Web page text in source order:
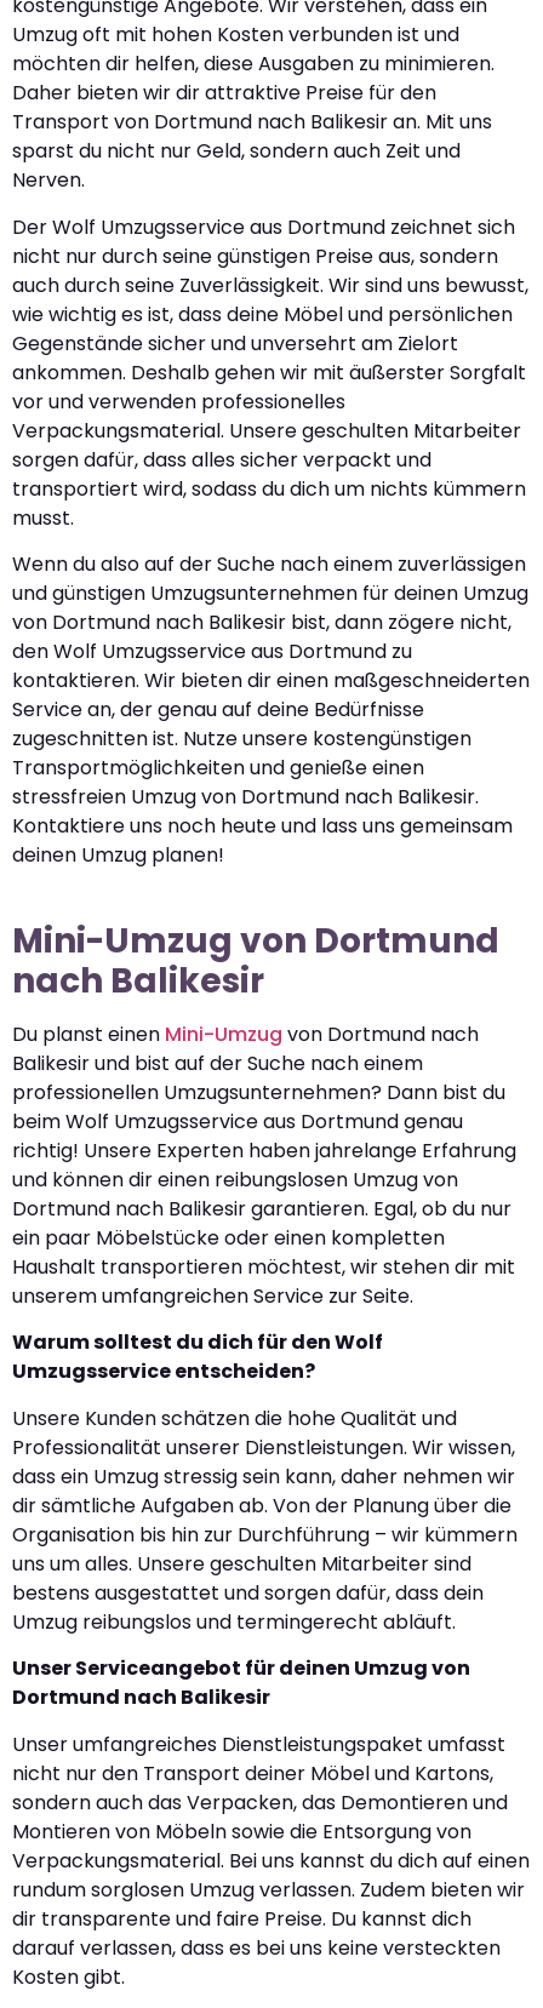
kostengünstige Angebote. Wir verstehen, dass ein
Umzug oft mit hohen Kosten verbunden ist und
möchten dir helfen, diese Ausgaben zu minimieren.
Daher bieten wir dir attraktive Preise für den
Transport von Dortmund nach Balikesir an. Mit uns
sparst du nicht nur Geld, sondern auch Zeit und
Nerven.
Der Wolf Umzugsservice aus Dortmund zeichnet sich
nicht nur durch seine günstigen Preise aus, sondern
auch durch seine Zuverlässigkeit. Wir sind uns bewusst,
wie wichtig es ist, dass deine Möbel und persönlichen
Gegenstände sicher und unversehrt am Zielort
ankommen. Deshalb gehen wir mit äußerster Sorgfalt
vor und verwenden professionelles
Verpackungsmaterial. Unsere geschulten Mitarbeiter
sorgen dafür, dass alles sicher verpackt und
transportiert wird, sodass du dich um nichts kümmern
musst.
Wenn du also auf der Suche nach einem zuverlässigen
und günstigen Umzugsunternehmen für deinen Umzug
von Dortmund nach Balikesir bist, dann zögere nicht,
den Wolf Umzugsservice aus Dortmund zu
kontaktieren. Wir bieten dir einen maßgeschneiderten
Service an, der genau auf deine Bedürfnisse
zugeschnitten ist. Nutze unsere kostengünstigen
Transportmöglichkeiten und genieße einen
stressfreien Umzug von Dortmund nach Balikesir.
Kontaktiere uns noch heute und lass uns gemeinsam
deinen Umzug planen!
Mini-Umzug von Dortmund
nach Balikesir
Du planst einen Mini-Umzug von Dortmund nach
Balikesir und bist auf der Suche nach einem
professionellen Umzugsunternehmen? Dann bist du
beim Wolf Umzugsservice aus Dortmund genau
richtig! Unsere Experten haben jahrelange Erfahrung
und können dir einen reibungslosen Umzug von
Dortmund nach Balikesir garantieren. Egal, ob du nur
ein paar Möbelstücke oder einen kompletten
Haushalt transportieren möchtest, wir stehen dir mit
unserem umfangreichen Service zur Seite.
Warum solltest du dich für den Wolf
Umzugsservice entscheiden?
Unsere Kunden schätzen die hohe Qualität und
Professionalität unserer Dienstleistungen. Wir wissen,
dass ein Umzug stressig sein kann, daher nehmen wir
dir sämtliche Aufgaben ab. Von der Planung über die
Organisation bis hin zur Durchführung – wir kümmern
uns um alles. Unsere geschulten Mitarbeiter sind
bestens ausgestattet und sorgen dafür, dass dein
Umzug reibungslos und termingerecht abläuft.
Unser Serviceangebot für deinen Umzug von
Dortmund nach Balikesir
Unser umfangreiches Dienstleistungspaket umfasst
nicht nur den Transport deiner Möbel und Kartons,
sondern auch das Verpacken, das Demontieren und
Montieren von Möbeln sowie die Entsorgung von
Verpackungsmaterial. Bei uns kannst du dich auf einen
rundum sorglosen Umzug verlassen. Zudem bieten wir
dir transparente und faire Preise. Du kannst dich
darauf verlassen, dass es bei uns keine versteckten
Kosten gibt.